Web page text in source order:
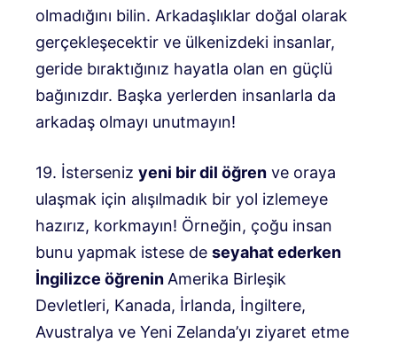
olmadığını bilin. Arkadaşlıklar doğal olarak
gerçekleşecektir ve ülkenizdeki insanlar,
geride bıraktığınız hayatla olan en güçlü
bağınızdır. Başka yerlerden insanlarla da
arkadaş olmayı unutmayın!
19. İsterseniz yeni bir dil öğren ve oraya
ulaşmak için alışılmadık bir yol izlemeye
hazırız, korkmayın! Örneğin, çoğu insan
bunu yapmak istese de seyahat ederken
İngilizce öğreninAmerika Birleşik
Devletleri, Kanada, İrlanda, İngiltere,
Avustralya ve Yeni Zelanda’yı ziyaret etme